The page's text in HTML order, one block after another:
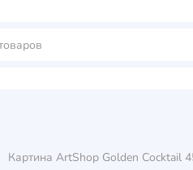
Картина ArtShop Golden Cocktail